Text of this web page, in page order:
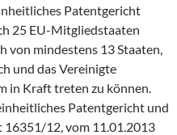
Patentgericht
25 EU-Mitgliedstaaten
von mindestens 13 Staaten,
und das Vereinigte
in Kraft treten zu können.
Patentgericht und
16351/12, vom 11.01.2013